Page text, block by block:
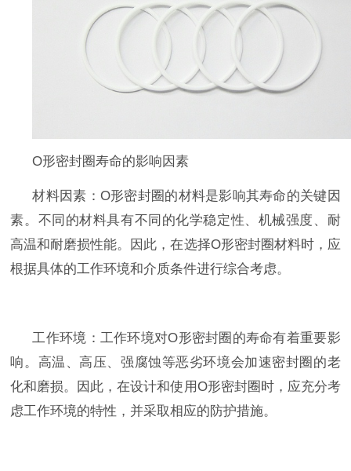
O形密封圈寿命的影响因素
材料因素： O形密封圈的材料是影响其寿命的关键因
素。不同的材料具有不同的化学稳定性、机械强度、耐
高温和耐磨损性能。因此，在选择O形密封圈材料时，应
根据具体的工作环境和介质条件进行综合考虑。
工作环境：工作环境对O形密封圈的寿命有着重要影
响。高温、高压、强腐蚀等恶劣环境会加速密封圈的老
化和磨损。因此，在设计和使用O形密封圈时，应充分考
虑工作环境的特性，并采取相应的防护措施。